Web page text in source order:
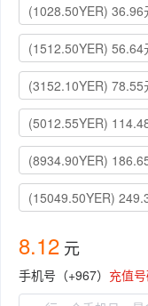
(1028.50YER) 36.96
(1512.50YER) 56.64
(3152.10YER) 78.55
(5012.55YER)
(8934.90YER)
(15049.50YER)
8.12 元
手机号（+967） 充值